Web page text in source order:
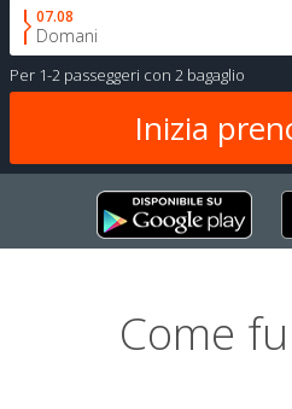
07.08
Domani
Per 1-2 passeggeri con 2 bagaglio
Come